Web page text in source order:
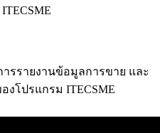
ารรายงานข้อมูลการขาย และ
งโปรแกรม ITECSME